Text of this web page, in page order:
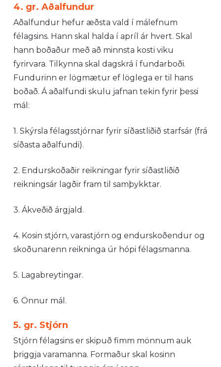
4. gr. Aðalfundur
Aðalfundur hefur æðsta vald í málefnum
félagsins. Hann skal halda í apríl ár hvert. Skal
hann boðaður með að minnsta kosti viku
fyrirvara. Tilkynna skal dagskrá í fundarboði.
Fundurinn er lögmætur ef löglega er til hans
boðað. Á aðalfundi skulu jafnan tekin fyrir þessi
mál:
1. Skýrsla félagsstjórnar fyrir síðastliðið starfsár (frá
síðasta aðalfundi).
2. Endurskoðaðir reikningar fyrir síðastliðið
reikningsár lagðir fram til samþykktar.
3. Ákveðið árgjald.
4. Kosin stjórn, varastjórn og endurskoðendur og
skoðunarenn reikninga úr hópi félagsmanna.
5. Lagabreytingar.
6. Önnur mál.
5. gr. Stjórn
Stjórn félagsins er skipuð fimm mönnum auk
þriggja varamanna. Formaður skal kosinn